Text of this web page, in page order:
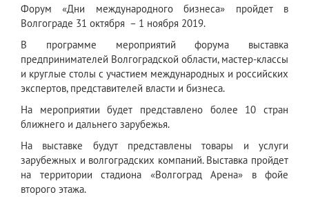
Форум «Дни международного бизнеса» пройдет в
Волгограде 31 октября – 1 ноября 2019.
В программе мероприятий форума выставка
предпринимателей Волгоградской области, мастер-классы
и круглые столы с участием международных и российских
экспертов, представителей власти и бизнеса.
На мероприятии будет представлено более 10 стран
ближнего и дальнего зарубежья.
На выставке будут представлены товары и услуги
зарубежных и волгоградских компаний. Выставка пройдет
на территории стадиона «Волгоград Арена» в фойе
второго этажа.